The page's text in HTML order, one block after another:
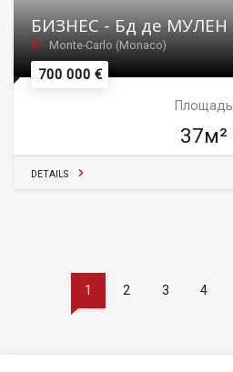
700 000 €
БИЗНЕС - Бд де МУЛЕН
Monte-Carlo (Monaco)
Площадь
37м²
DETAILS
1 2 3 4